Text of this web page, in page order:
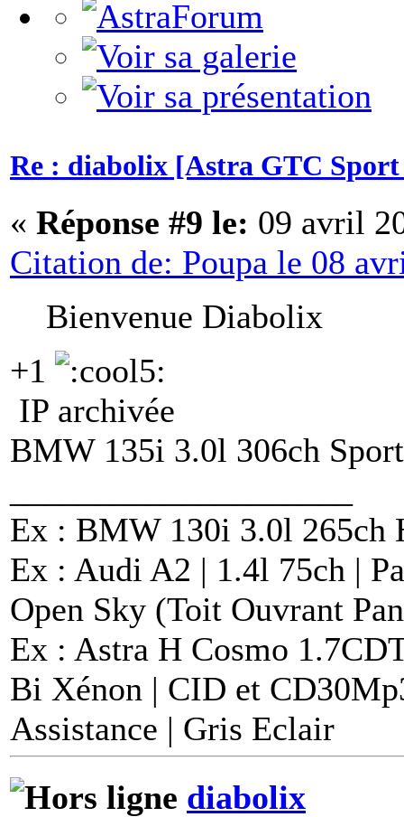
Re : diabolix [Astra GTC Sport
« Réponse #9 le: 09 avril
Citation de: Poupa le 08
Bienvenue Diabolix
+1
IP archivée
BMW 135i 3.0l 306ch
Ex : BMW 130i 3.0l 265ch
Ex : Audi A2 | 1.4l 75ch |
Open Sky (Toit Ouvrant
Ex : Astra H Cosmo
Bi Xénon | CID et
Assistance | Gris Eclair
diabolix